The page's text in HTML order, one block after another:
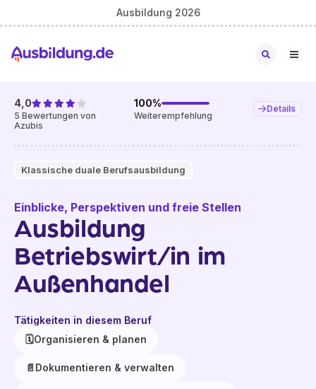
Ausbildung 2026
Klassische duale Berufsausbildung
4,0
5 Bewertungen von
Azubis
100%
Weiterempfehlung
Details
Einblicke, Perspektiven und freie Stellen
Ausbildung
Betriebswirt/in im
Außenhandel
Tätigkeiten in diesem Beruf
🗓️Organisieren & planen
📄 Dokumentieren & verwalten